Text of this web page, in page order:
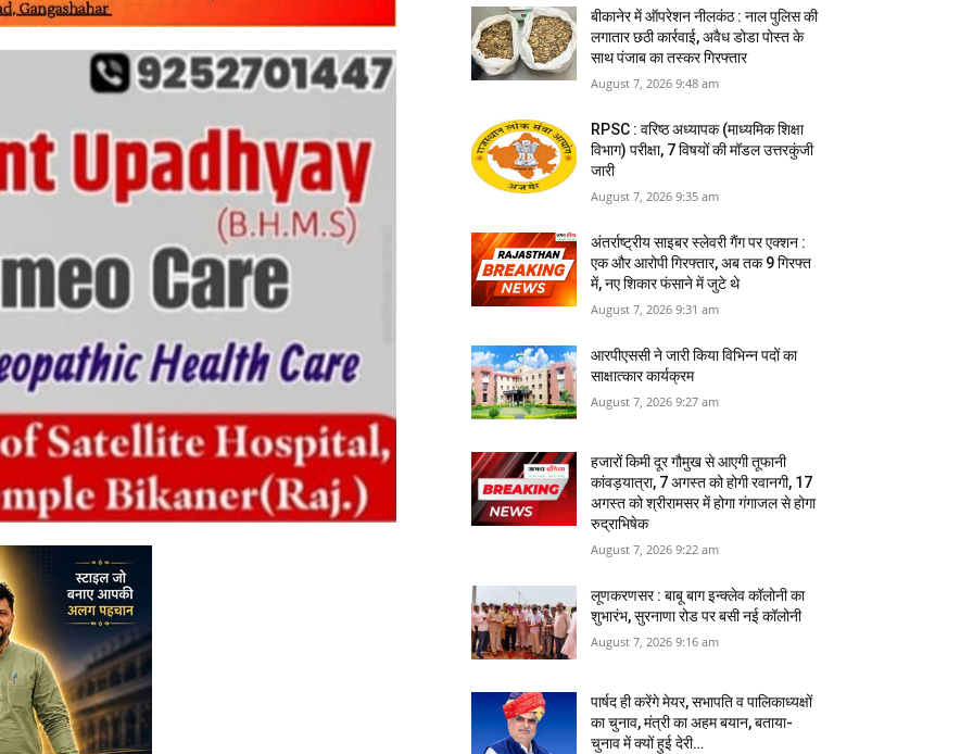
बीकानेर में ऑपरेशन नीलकंठ : नाल पुलिस की
लगातार छठी कार्रवाई, अवैध डोडा पोस्त के
साथ पंजाब का तस्कर गिरफ्तार
August 7, 2026 9:48 am
RPSC : वरिष्ठ अध्यापक (माध्यमिक शिक्षा
विभाग) परीक्षा, 7 विषयों की मॉडल उत्तरकुंजी
जारी
August 7, 2026 9:35 am
अंतर्राष्ट्रीय साइबर स्लेवरी गैंग पर एक्शन :
एक और आरोपी गिरफ्तार, अब तक 9 गिरफ्त
में, नए शिकार फंसाने में जुटे थे
August 7, 2026 9:31 am
आरपीएससी ने जारी किया विभिन्न पदों का
साक्षात्कार कार्यक्रम
August 7, 2026 9:27 am
हजारों किमी दूर गौमुख से आएगी तूफानी
कांवड़यात्रा, 7 अगस्त को होगी रवानगी, 17
अगस्त को श्रीरामसर में होगा गंगाजल से होगा
रुद्राभिषेक
August 7, 2026 9:22 am
लूणकरणसर : बाबू बाग इन्क्लेव कॉलोनी का
शुभारंभ, सुरनाणा रोड पर बसी नई कॉलोनी
August 7, 2026 9:16 am
पार्षद ही करेंगे मेयर, सभापति व पालिकाध्‍यक्षों
का चुनाव, मंत्री का अहम बयान, बताया-
चुनाव में क्‍यों हुई देरी…